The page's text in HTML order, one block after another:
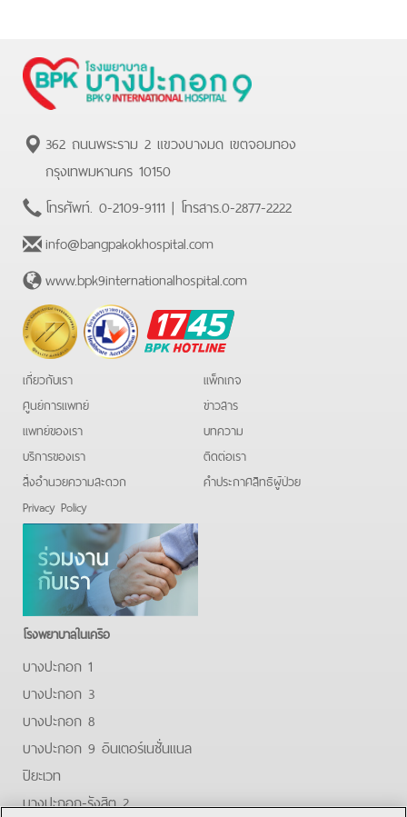
362 ถนนพระราม 2 แขวงบางมด เขตจอมทอง
กรุงเทพมหานคร 10150
โทรศัพท์. 0-2109-9111 | โทรสาร.0-2877-2222
info@bangpakokhospital.com
www.bpk9internationalhospital.com
BPK
Hotline
เกี่ยวกับเรา
ศูนย์การแพทย์
แพทย์ของเรา
บริการของเรา
สิ่งอำนวยความสะดวก
Privacy Policy
แพ็กเกจ
ข่าวสาร
บทความ
ติดต่อเรา
คําประกาศสิทธิผู้ป่วย
โรงพยาบาลในเครือ
บางปะกอก 1
บางปะกอก 3
บางปะกอก 8
บางปะกอก 9 อินเตอร์เนชั่นแนล
ปิยะเวท
บางปะกอก-รังสิต 2